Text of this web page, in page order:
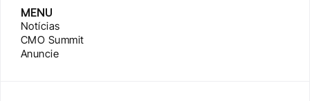
MENU
Notícias
CMO Summit
Anuncie